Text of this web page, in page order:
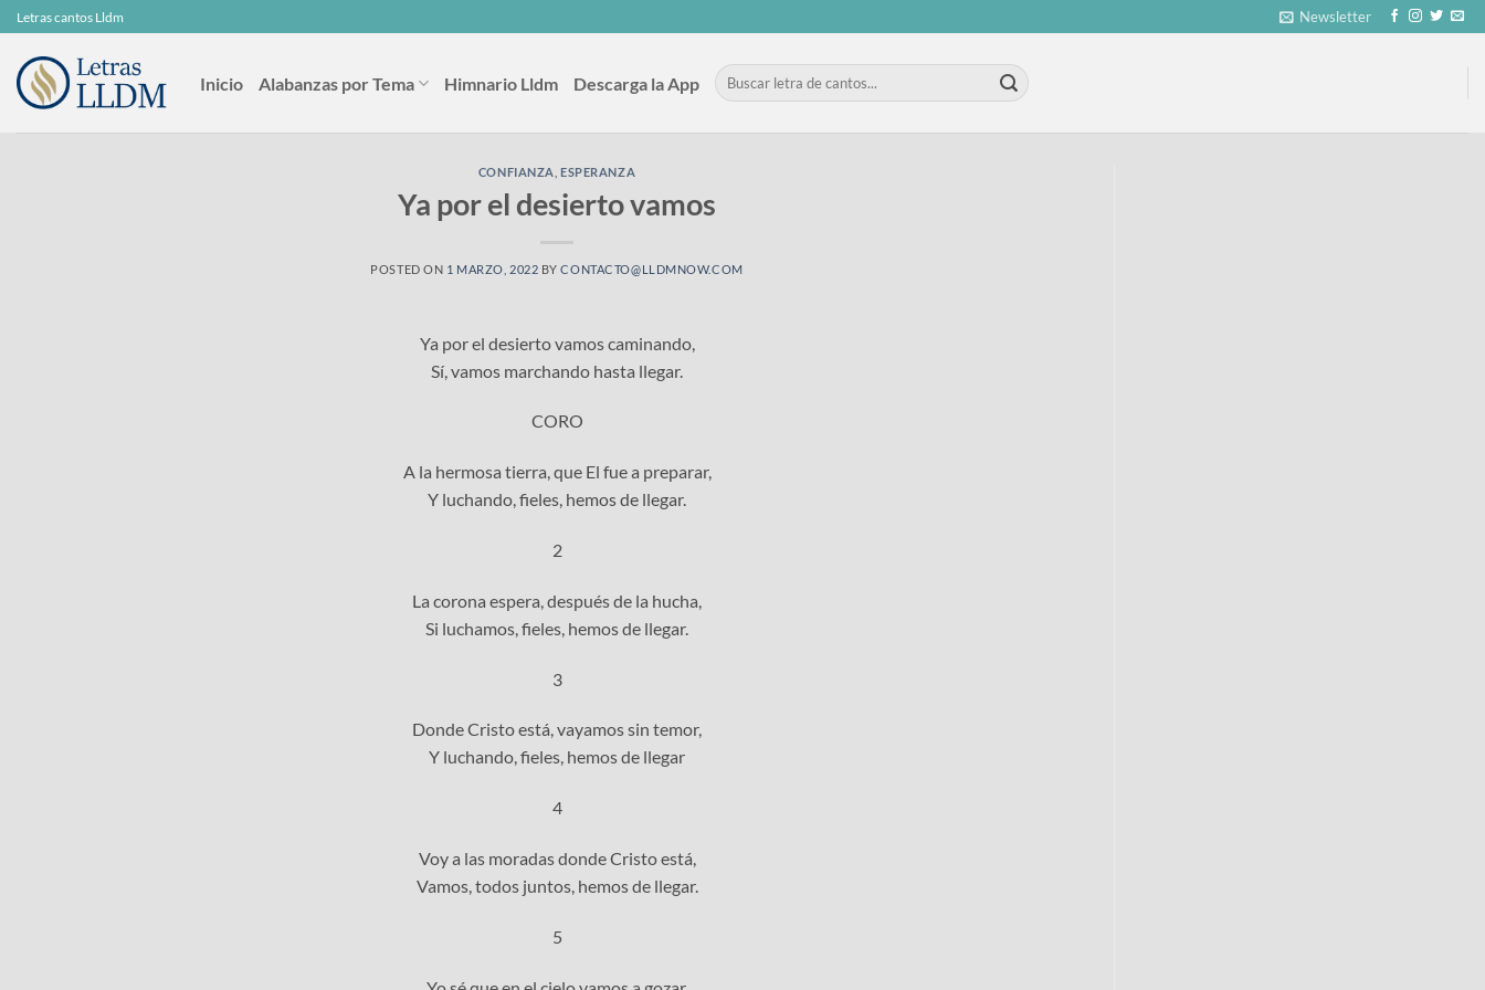
Skip
to
content
Letras cantos Lldm Newsletter
Inicio Alabanzas por Tema Himnario Lldm Descarga la App
CONFIANZA ,ESPERANZA
Ya por el desierto vamos
POSTED ON 1 MARZO, 2022 BYCONTACTO@LLDMNOW.COM
Ya por el desierto vamos caminando,
Sí, vamos marchando hasta llegar.
CORO
A la hermosa tierra, que El fue a preparar,
Y luchando, fieles, hemos de llegar.
2
La corona espera, después de la hucha,
Si luchamos, fieles, hemos de llegar.
3
Donde Cristo está, vayamos sin temor,
Y luchando, fieles, hemos de llegar
4
Voy a las moradas donde Cristo está,
Vamos, todos juntos, hemos de llegar.
5